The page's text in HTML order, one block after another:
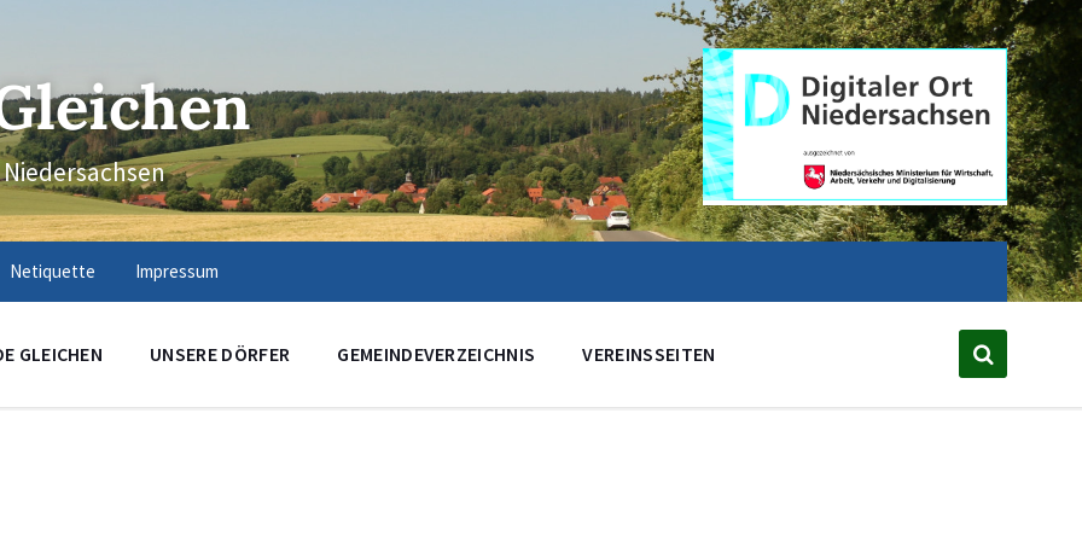
Netiquette Impressum
GLEICHEN UNSERE DÖRFER GEMEINDEVERZEICHNIS VEREINSSEITEN